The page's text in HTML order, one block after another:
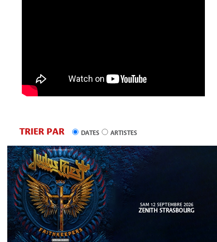
TRIER PAR DATES ARTISTES
SAM 12 SEPTEMBRE 2026
ZENITH STRASBOURG